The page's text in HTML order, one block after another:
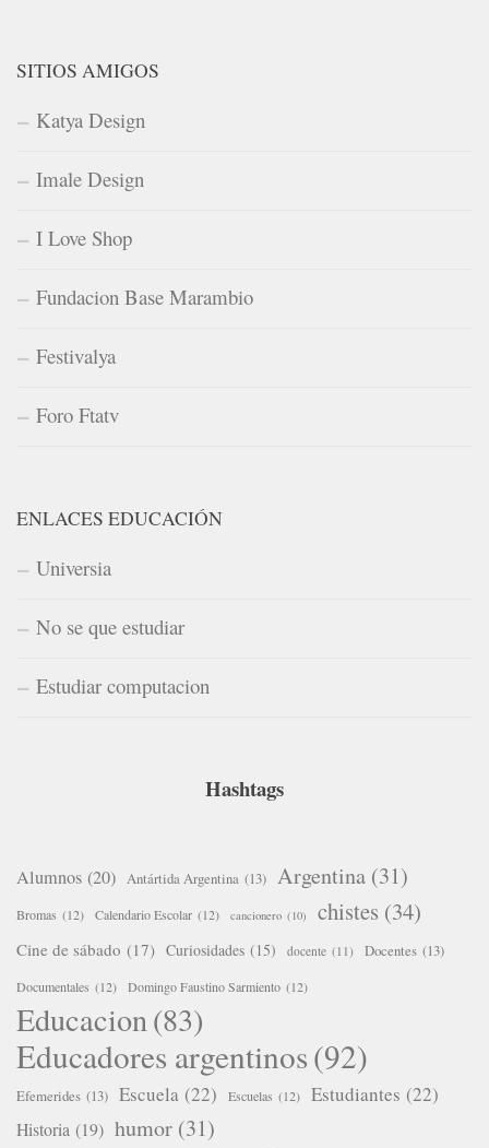
SITIOS AMIGOS
Katya Design
Imale Design
I Love Shop
Fundacion Base Marambio
Festivalya
Foro Ftatv
ENLACES EDUCACIÓN
Universia
No se que estudiar
Estudiar computacion
Hashtags
Alumnos (20) Antártida Argentina (13) Argentina (31)
Bromas (12) Calendario Escolar (12) cancionero (10) chistes (34)
Cine de sábado (17) Curiosidades (15) docente (11) Docentes (13)
Documentales (12) Domingo Faustino Sarmiento (12)
Educacion(83)
Educadores argentinos(92)
Efemerides (13) Escuela (22) Escuelas (12) Estudiantes (22)
Historia (19) humor (31)